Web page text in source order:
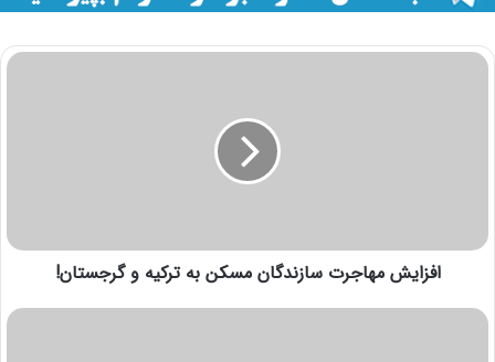
افزایش مهاجرت سازندگان مسکن به ترکیه و گرجستان!